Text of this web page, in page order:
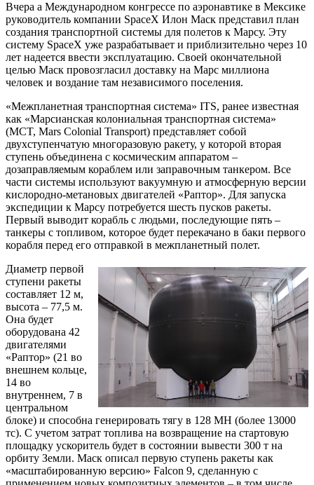
Вчера а Международном конгрессе по аэронавтике в Мексике
руководитель компании SpaceX Илон Маск представил план
создания транспортной системы для полетов к Марсу. Эту
систему SpaceX уже разрабатывает и приблизительно через 10
лет надеется ввести эксплуатацию. Своей окончательной
целью Маск провозгласил доставку на Марс миллиона
человек и воздание там независимого поселения.
«Межпланетная транспортная система» ITS, ранее известная
как «Марсианская колониальная транспортная система»
(MCT, Mars Colonial Transport) представляет собой
двухступенчатую многоразовую ракету, у которой вторая
ступень объединена с космическим аппаратом –
дозаправляемым кораблем или заправочным танкером. Все
части системы используют вакуумную и атмосферную версии
кислородно-метановых двигателей «Раптор». Для запуска
экспедиции к Марсу потребуется шесть пусков ракеты.
Первый выводит корабль с людьми, последующие пять –
танкеры с топливом, которое будет перекачано в баки первого
корабля перед его отправкой в межпланетный полет.
Диаметр первой
ступени ракеты
составляет 12 м,
высота – 77,5 м.
Она будет
оборудована 42
двигателями
«Раптор» (21 во
внешнем кольце,
14 во
внутреннем, 7 в
центральном
блоке) и способна генерировать тягу в 128 МН (более 13000
тс). С учетом затрат топлива на возвращение на стартовую
площадку ускоритель будет в состоянии вывести 300 т на
орбиту Земли. Маск описал первую ступень ракеты как
«масштабированную версию» Falcon 9, сделанную с